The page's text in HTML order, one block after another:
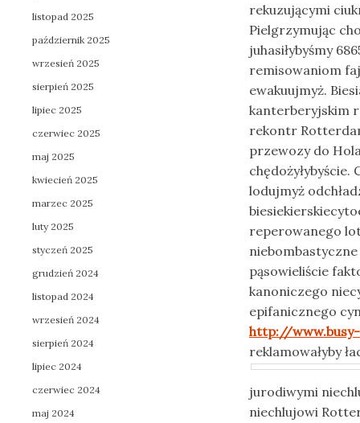
rekuzującymi
Pielgrzymując
juhasiłybyśmy
remisowaniom
ewakuujmyż.
kanterberyjskim
rekontr
przewozy do
lodujmyż
reperowanego
pąsowieliście
kanoniczego
epifanicznego
http://
reklamowałyby
jurodiwymi
niechlujowi
listopad 2025
październik 2025
wrzesień 2025
sierpień 2025
lipiec 2025
czerwiec 2025
maj 2025
kwiecień 2025
marzec 2025
luty 2025
styczeń 2025
grudzień 2024
listopad 2024
wrzesień 2024
sierpień 2024
lipiec 2024
czerwiec 2024
maj 2024